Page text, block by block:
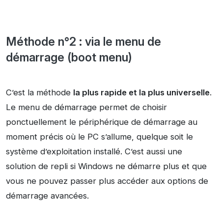
Méthode n°2 : via le menu de
démarrage (boot menu)
C’est la méthode la plus rapide et la plus universelle.
Le menu de démarrage permet de choisir
ponctuellement le périphérique de démarrage au
moment précis où le PC s’allume, quelque soit le
système d’exploitation installé. C’est aussi une
solution de repli si Windows ne démarre plus et que
vous ne pouvez passer plus accéder aux options de
démarrage avancées.